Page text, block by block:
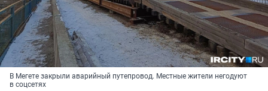
В Мегете закрыли аварийный путепровод. Местные жители негодуют
в соцсетях